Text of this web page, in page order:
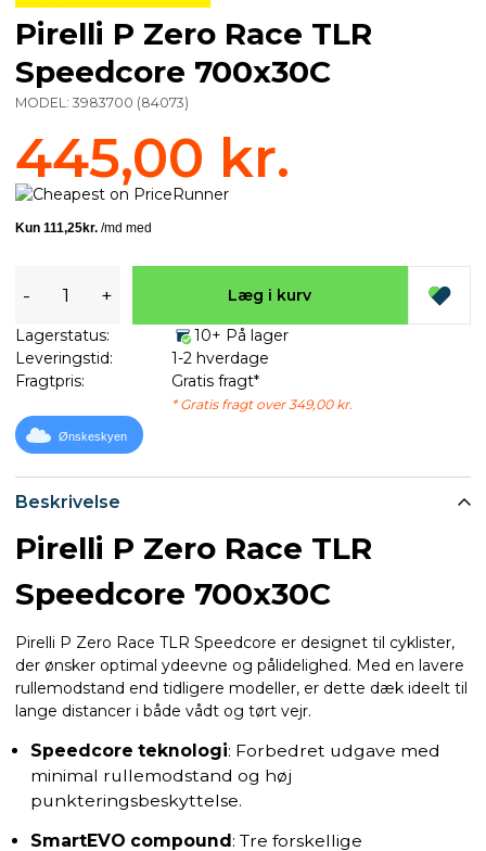
Beskrivelse
Pirelli P Zero Race TLR
Speedcore 700x30C
Pirelli P Zero Race TLR Speedcore er designet til cyklister,
der ønsker optimal ydeevne og pålidelighed. Med en lavere
rullemodstand end tidligere modeller, er dette dæk ideelt til
lange distancer i både vådt og tørt vejr.
Speedcore teknologi: Forbedret udgave med
minimal rullemodstand og høj
punkteringsbeskyttelse.
SmartEVO compound : Tre forskellige
Pirelli P Zero Race TLR
Speedcore 700x30C
MODEL: 3983700 (84073)
445,00 kr.
- + Læg i kurv
Lagerstatus:
10+ På lager
Leveringstid:
1-2 hverdage
Fragtpris:
Gratis fragt*
* Gratis fragt over 349,00 kr.
Ønskeskyen